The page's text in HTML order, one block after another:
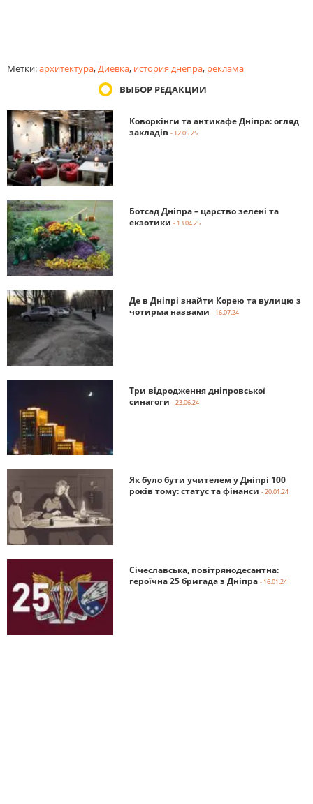
Метки:архитектура,Диевка, история днепра, реклама
ВЫБОР РЕДАКЦИИ
Коворкінги та антикафе Дніпра: огляд
закладів - 12.05.25
Ботсад Дніпра – царство зелені та
екзотики - 13.04.25
Де в Дніпрі знайти Корею та вулицю з
чотирма назвами - 16.07.24
Три відродження дніпровської
синагоги - 23.06.24
Як було бути учителем у Дніпрі 100
років тому: статус та фінанси - 20.01.24
Січеславська, повітрянодесантна:
героїчна 25 бригада з Дніпра - 16.01.24